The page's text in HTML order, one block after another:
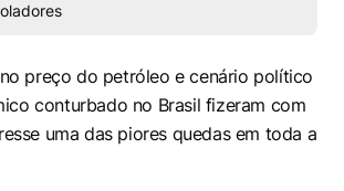
preço do petróleo e cenário político
conturbado no Brasil fizeram com
uma das piores quedas em toda a